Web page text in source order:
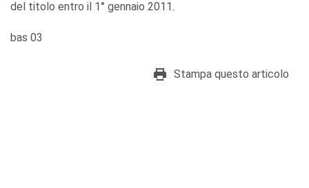
del titolo entro il 1° gennaio 2011.
bas 03
Stampa questo articolo